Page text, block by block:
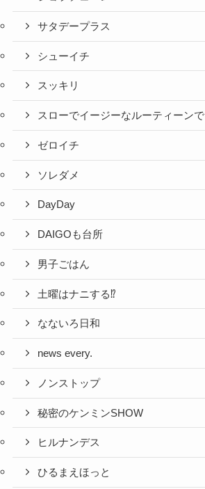
サタデープラス
シューイチ
スッキリ
スローでイージーなルーティーンで
ゼロイチ
ソレダメ
DayDay
DAIGOも台所
男子ごはん
土曜はナニする⁉
なないろ日和
news every.
ノンストップ
秘密のケンミンSHOW
ヒルナンデス
ひるまえほっと